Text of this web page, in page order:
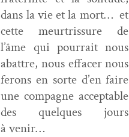
dans la vie et la mort… et
cette meur­tris­sure de
l’âme qui pour­rait nous
abat­tre, nous effac­er nous
fer­ons en sorte d’en faire
une com­pagne accept­able
des quelques jours
à venir…